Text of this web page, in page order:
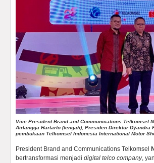
Vice President Brand and Communications Telkomsel
Airlangga Hartarto (tengah), Presiden Direktur
pembukaan Telkomsel Indonesia International Motor
President Brand and Communications Telkomsel
bertransformasi menjadi digital telco company,